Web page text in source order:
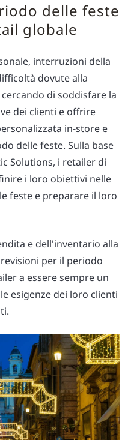
delle feste
globale
interruzioni della
dovute alla
di soddisfare la
dei clienti e offrire
in-store e
delle feste. Sulla base
Solutions, i retailer di
i loro obiettivi nelle
feste e preparare il loro
e dell'inventario alla
per il periodo
a essere sempre un
esigenze dei loro clienti